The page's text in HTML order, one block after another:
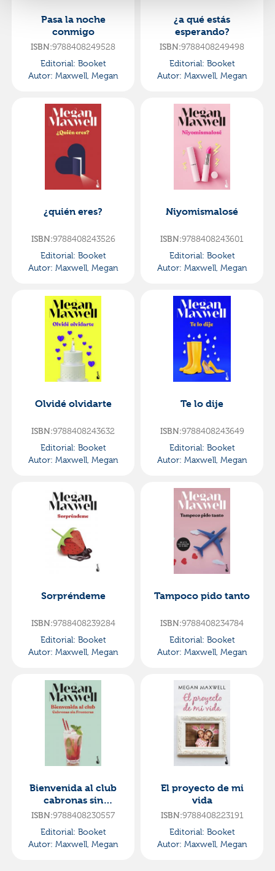
Pasa la noche
conmigo
ISBN:9788408249528
Editorial: Booket
Autor: Maxwell, Megan
¿a qué estás
esperando?
ISBN:9788408249498
Editorial: Booket
Autor: Maxwell, Megan
¿quién eres?
ISBN:9788408243526
Editorial: Booket
Autor: Maxwell, Megan
Niyomismalosé
ISBN:9788408243601
Editorial: Booket
Autor: Maxwell, Megan
Olvidé olvidarte
ISBN:9788408243632
Editorial: Booket
Autor: Maxwell, Megan
Te lo dije
ISBN:9788408243649
Editorial: Booket
Autor: Maxwell, Megan
Sorpréndeme
ISBN:9788408239284
Editorial: Booket
Autor: Maxwell, Megan
Tampoco pido tanto
ISBN:9788408234784
Editorial: Booket
Autor: Maxwell, Megan
Bienvenida al club
cabronas sin
fronteras
ISBN:9788408230557
Editorial: Booket
Autor: Maxwell, Megan
El proyecto de mi
vida
ISBN:9788408223191
Editorial: Booket
Autor: Maxwell, Megan